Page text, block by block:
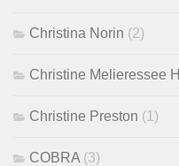
Christina Norin (2)
Christine Melieressee
Christine Preston (1)
COBRA (3)